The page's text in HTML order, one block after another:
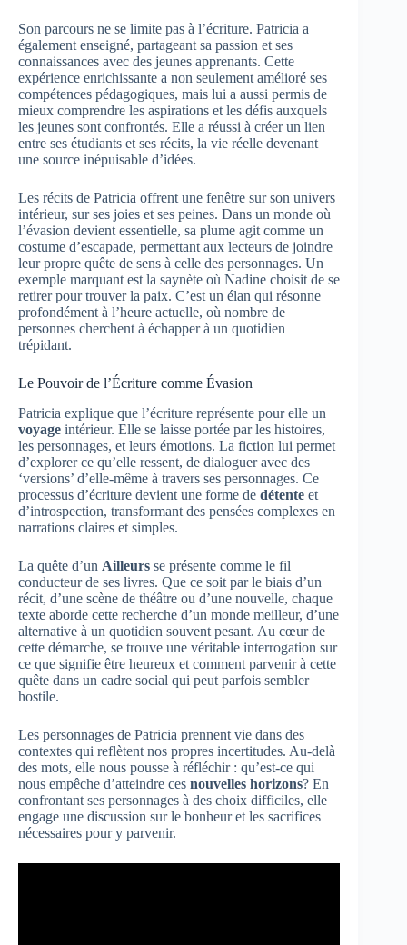
Son parcours ne se limite pas à l’écriture. Patricia a
également enseigné, partageant sa passion et ses
connaissances avec des jeunes apprenants. Cette
expérience enrichissante a non seulement amélioré ses
compétences pédagogiques, mais lui a aussi permis de
mieux comprendre les aspirations et les défis auxquels
les jeunes sont confrontés. Elle a réussi à créer un lien
entre ses étudiants et ses récits, la vie réelle devenant
une source inépuisable d’idées.
Les récits de Patricia offrent une fenêtre sur son univers
intérieur, sur ses joies et ses peines. Dans un monde où
l’évasion devient essentielle, sa plume agit comme un
costume d’escapade, permettant aux lecteurs de joindre
leur propre quête de sens à celle des personnages. Un
exemple marquant est la saynète où Nadine choisit de se
retirer pour trouver la paix. C’est un élan qui résonne
profondément à l’heure actuelle, où nombre de
personnes cherchent à échapper à un quotidien
trépidant.
Le Pouvoir de l’Écriture comme Évasion
Patricia explique que l’écriture représente pour elle un
voyage intérieur. Elle se laisse portée par les histoires,
les personnages, et leurs émotions. La fiction lui permet
d’explorer ce qu’elle ressent, de dialoguer avec des
‘versions’ d’elle-même à travers ses personnages. Ce
processus d’écriture devient une forme de détente et
d’introspection, transformant des pensées complexes en
narrations claires et simples.
La quête d’un Ailleurs se présente comme le fil
conducteur de ses livres. Que ce soit par le biais d’un
récit, d’une scène de théâtre ou d’une nouvelle, chaque
texte aborde cette recherche d’un monde meilleur, d’une
alternative à un quotidien souvent pesant. Au cœur de
cette démarche, se trouve une véritable interrogation sur
ce que signifie être heureux et comment parvenir à cette
quête dans un cadre social qui peut parfois sembler
hostile.
Les personnages de Patricia prennent vie dans des
contextes qui reflètent nos propres incertitudes. Au-delà
des mots, elle nous pousse à réfléchir : qu’est-ce qui
nous empêche d’atteindre ces nouvelles horizons? En
confrontant ses personnages à des choix difficiles, elle
engage une discussion sur le bonheur et les sacrifices
nécessaires pour y parvenir.